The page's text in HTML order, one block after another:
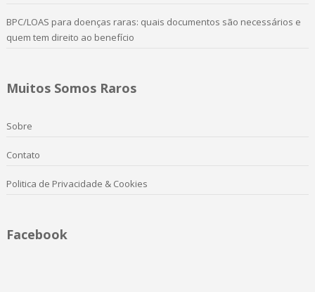
BPC/LOAS para doenças raras: quais documentos são necessários e
quem tem direito ao benefício
Muitos Somos Raros
Sobre
Contato
Politica de Privacidade & Cookies
Facebook